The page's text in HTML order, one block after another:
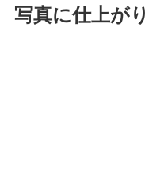
写真に仕上が